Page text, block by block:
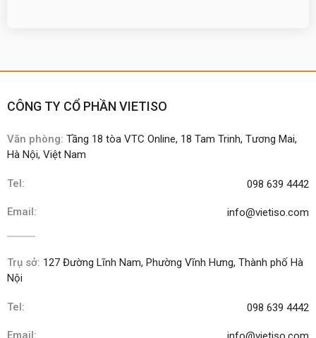
CÔNG TY CỔ PHẦN VIETISO
Văn phòng: Tầng 18 tòa VTC Online, 18 Tam Trinh, Tương Mai,
Hà Nội, Việt Nam
Tel: 098 639 4442
Email: info@vietiso.com
Trụ sở: 127 Đường Lĩnh Nam, Phường Vĩnh Hưng, Thành phố Hà
Nội
Tel: 098 639 4442
Email: